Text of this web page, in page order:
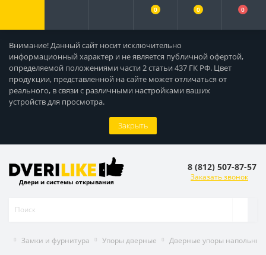
Внимание! Данный сайт носит исключительно
информационный характер и не является публичной офертой,
определяемой положениями части 2 статьи 437 ГК РФ. Цвет
продукции, представленной на сайте может отличаться от
реального, в связи с различными настройками ваших
устройств для просмотра.
Закрыть
0 0 0
Двери и системы открывания
8 (812) 507-87-57
Заказать звонок
Замки и фурнитура Упоры дверные Дверные упоры напольные